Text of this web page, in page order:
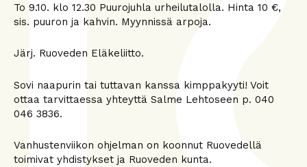
To 9.10. klo 12.30 Puurojuhla urheilutalolla. Hinta 10 €,
sis. puuron ja kahvin. Myynnissä arpoja.
Järj. Ruoveden Eläkeliitto.
Sovi naapurin tai tuttavan kanssa kimppakyyti! Voit
ottaa tarvittaessa yhteyttä Salme Lehtoseen p. 040
046 3836.
Vanhustenviikon ohjelman on koonnut Ruovedellä
toimivat yhdistykset ja Ruoveden kunta.